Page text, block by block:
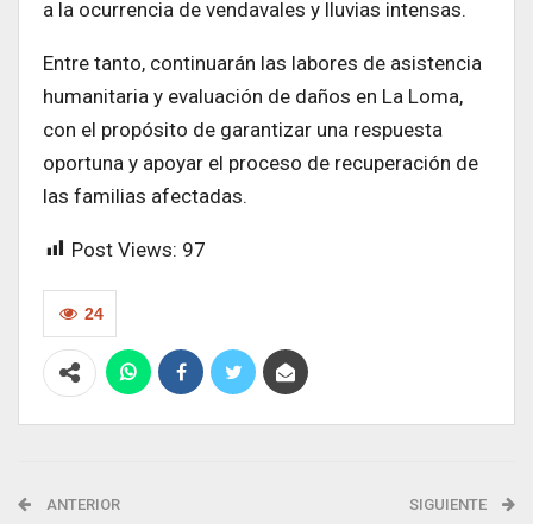
a la ocurrencia de vendavales y lluvias intensas.
Entre tanto, continuarán las labores de asistencia
humanitaria y evaluación de daños en La Loma,
con el propósito de garantizar una respuesta
oportuna y apoyar el proceso de recuperación de
las familias afectadas.
Post Views: 97
24
ANTERIOR SIGUIENTE